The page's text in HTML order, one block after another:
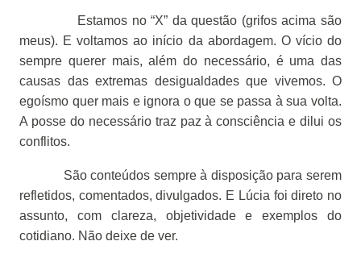
Estamos no “X” da questão (grifos acima são
meus). E voltamos ao início da abordagem. O vício do
sempre querer mais, além do necessário, é uma das
causas das extremas desigualdades que vivemos. O
egoísmo quer mais e ignora o que se passa à sua volta.
A posse do necessário traz paz à consciência e dilui os
conflitos.
São conteúdos sempre à disposição para serem
refletidos, comentados, divulgados. E Lúcia foi direto no
assunto, com clareza, objetividade e exemplos do
cotidiano. Não deixe de ver.